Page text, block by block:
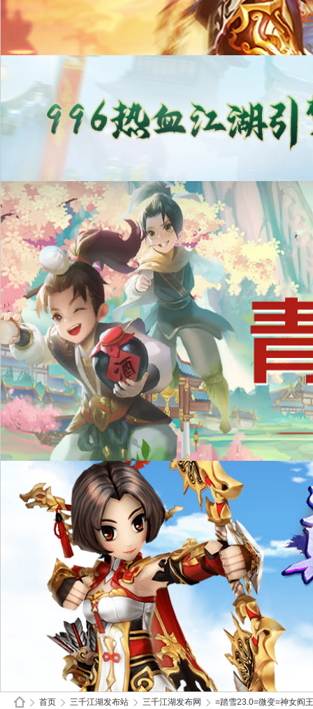
首页 三千江湖发布站 三千江湖发布网 =踏雪23.0=微变=神女阎